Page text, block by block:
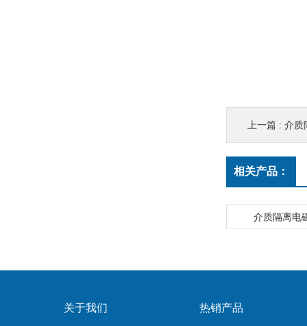
上一篇 : 介质
相关产品：
介质隔离电
关于我们 热销产品